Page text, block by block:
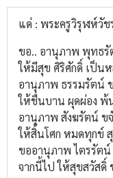
แด่ : พระครูวิรุฬห์วัช
ขอ.. อานุภาพ พุทธรั
ให้มีสุข ศิริศักดิ์ เป็น
อานุภาพ ธรรมรัตน์
ให้ชื่นบาน ผุดผ่อง พ้
อานุภาพ สังฆรัตน์ ข
ให้สิ้นโศก หมดทุกข์
ขออานุภาพ ไตรรัตน์
จากนี้ไป ให้สุขสวัสดิ์